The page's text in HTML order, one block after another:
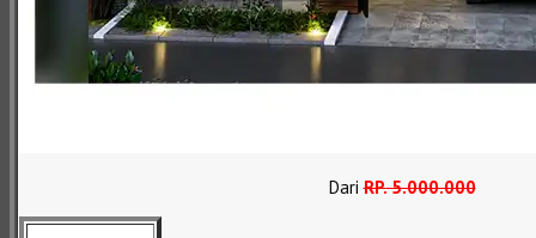
DariRP.5.000.000